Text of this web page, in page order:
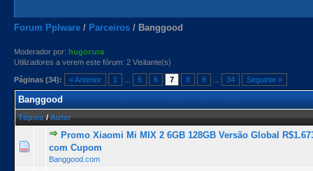
Forum Pplware / Parceiros / Banggood
Moderador por: hugocura
Utilizadores a verem este fórum: 2 Visitante(s)
Páginas (34): « Anterior 1 5 6 7 8 9 34 Seguinte »
Banggood
Tópico/Autor
Promo Xiaomi Mi MIX 2 6GB 128GB Versão Global
com Cupom
Banggood.com